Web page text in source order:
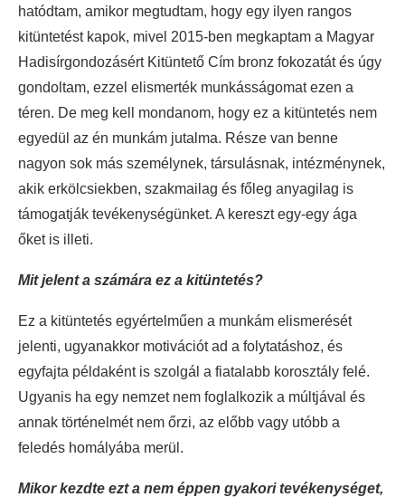
hatódtam, amikor megtudtam, hogy egy ilyen rangos
kitüntetést kapok, mivel 2015-ben megkaptam a Magyar
Hadisírgondozásért Kitüntető Cím bronz fokozatát és úgy
gondoltam, ezzel elismerték munkásságomat ezen a
téren. De meg kell mondanom, hogy ez a kitüntetés nem
egyedül az én munkám jutalma. Része van benne
nagyon sok más személynek, társulásnak, intézménynek,
akik erkölcsiekben, szakmailag és főleg anyagilag is
támogatják tevékenységünket. A kereszt egy-egy ága
őket is illeti.
Mit jelent a számára ez a kitüntetés?
Ez a kitüntetés egyértelműen a munkám elismerését
jelenti, ugyanakkor motivációt ad a folytatáshoz, és
egyfajta példaként is szolgál a fiatalabb korosztály felé.
Ugyanis ha egy nemzet nem foglalkozik a múltjával és
annak történelmét nem őrzi, az előbb vagy utóbb a
feledés homályába merül.
Mikor kezdte ezt a nem éppen gyakori tevékenységet,